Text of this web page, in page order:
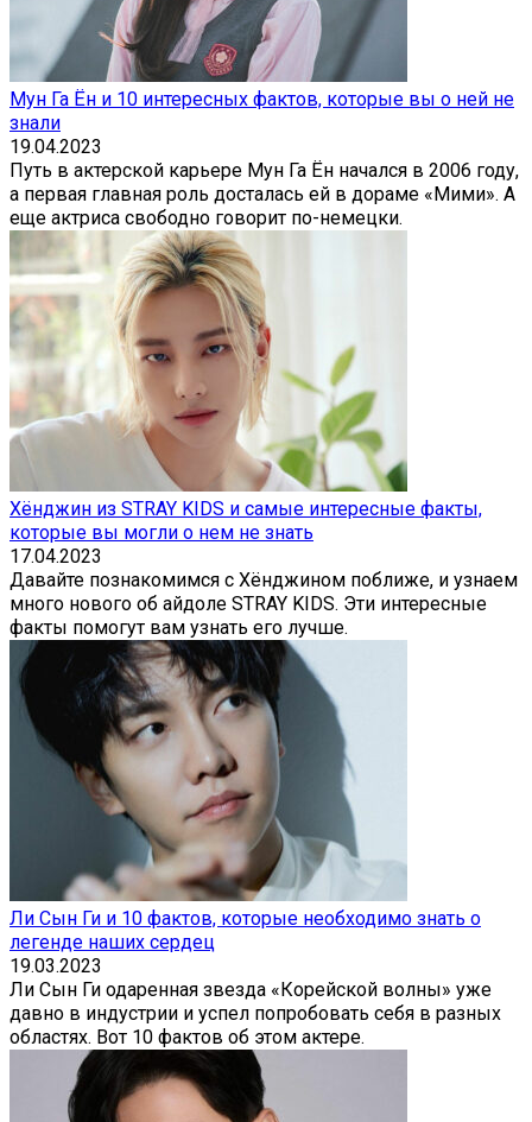
Мун Га Ён и 10 интересных фактов, которые вы о ней не
знали
19.04.2023
Путь в актерской карьере Мун Га Ён начался в 2006 году,
а первая главная роль досталась ей в дораме «Мими». А
еще актриса свободно говорит по-немецки.
Хёнджин из STRAY KIDS и самые интересные факты,
которые вы могли о нем не знать
17.04.2023
Давайте познакомимся с Хёнджином поближе, и узнаем
много нового об айдоле STRAY KIDS. Эти интересные
факты помогут вам узнать его лучше.
Ли Сын Ги и 10 фактов, которые необходимо знать о
легенде наших сердец
19.03.2023
Ли Сын Ги одаренная звезда «Корейской волны» уже
давно в индустрии и успел попробовать себя в разных
областях. Вот 10 фактов об этом актере.